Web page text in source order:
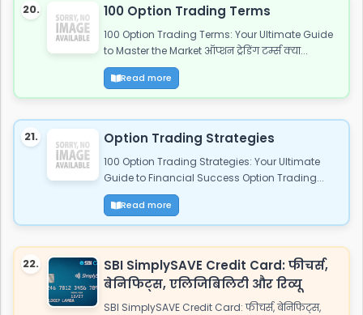
20. 100 Option Trading Terms
100 Option Trading Terms: Your Ultimate Guide
to Master the Market ऑप्शन ट्रेडिंग टर्म्स क्या...
Read more
21. Option Trading Strategies
100 Option Trading Strategies: Your Ultimate
Guide to Financial Success Option Trading...
Read more
22.
SBI SimplySAVE Credit Card: फीचर्स,
बेनिफिट्स, एलिजिबिलिटी और रिव्यू
SBI SimplySAVE Credit Card: फीचर्स, बेनिफिट्स,